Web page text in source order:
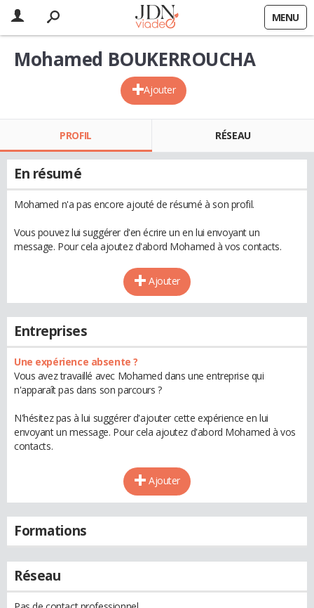
MENU
Ajouter
Mohamed BOUKERROUCHA
PROFIL RÉSEAU
En résumé
Mohamed n'a pas encore ajouté de résumé à son profil.
Vous pouvez lui suggérer d'en écrire un en lui envoyant un
message. Pour cela ajoutez d'abord Mohamed à vos contacts.
Ajouter
Entreprises
Une expérience absente ?
Vous avez travaillé avec Mohamed dans une entreprise qui
n'apparaît pas dans son parcours ?
N'hésitez pas à lui suggérer d'ajouter cette expérience en lui
envoyant un message. Pour cela ajoutez d'abord Mohamed à vos
contacts.
Ajouter
Formations
Réseau